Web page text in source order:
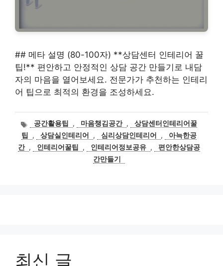
## 메타 설명 (80-100자) **상담센터 인테리어 꿀
팁!** 편안하고 안정적인 상담 공간 만들기로 내담
자의 마음을 열어보세요. 전문가가 추천하는 인테리
어 팁으로 최적의 환경을 조성하세요.
태공간활용팁 , 마음챙김공간 ,
상담센터인테리어꿀
팁
, 상담실인테리어 , 심리상담인테리어 ,
아늑한공
간 , 인테리어꿀팁 , 인테리어정보공유 ,
편안한상담공
간만들기
최신 글